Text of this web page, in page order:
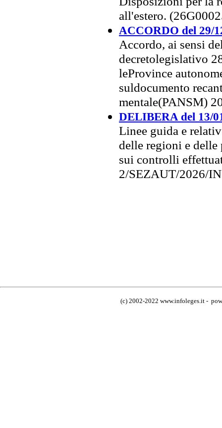
all'estero.
ACCORDO del 29/
Accordo, ai sensi
decretolegislativo
leProvince
suldocumento
mentale(PANSM)
DELIBERA del 13/
Linee guida e
delle regioni e
sui controlli
2/SEZAUT/2026/
(c) 2002-2022 www.infoleges.it -